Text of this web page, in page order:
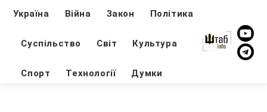
Україна Війна Закон Політика
Суспільство Світ Культура
Спорт Технології Думки